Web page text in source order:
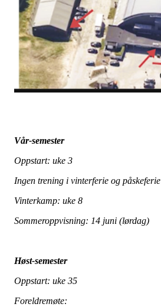
Vår-semester
Oppstart: uke 3
Ingen trening i vinterferie og påskeferie
Vinterkamp: uke 8
Sommeroppvisning: 14 juni (lørdag)
Høst-semester
Oppstart: uke 35
Foreldremøte: